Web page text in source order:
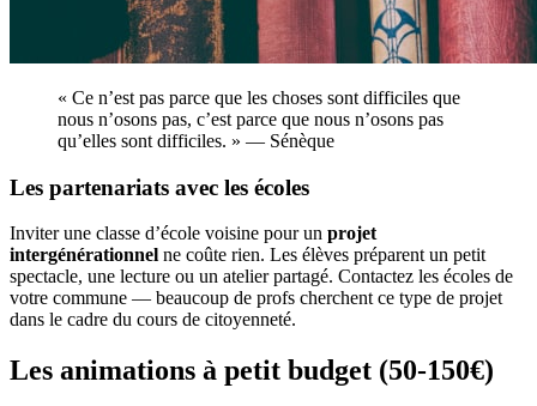
« Ce n’est pas parce que les choses sont difficiles que
nous n’osons pas, c’est parce que nous n’osons pas
qu’elles sont difficiles. » — Sénèque
Les partenariats avec les écoles
Inviter une classe d’école voisine pour un projet
intergénérationnel ne coûte rien. Les élèves préparent un petit
spectacle, une lecture ou un atelier partagé. Contactez les écoles de
votre commune — beaucoup de profs cherchent ce type de projet
dans le cadre du cours de citoyenneté.
Les animations à petit budget (50-150€)